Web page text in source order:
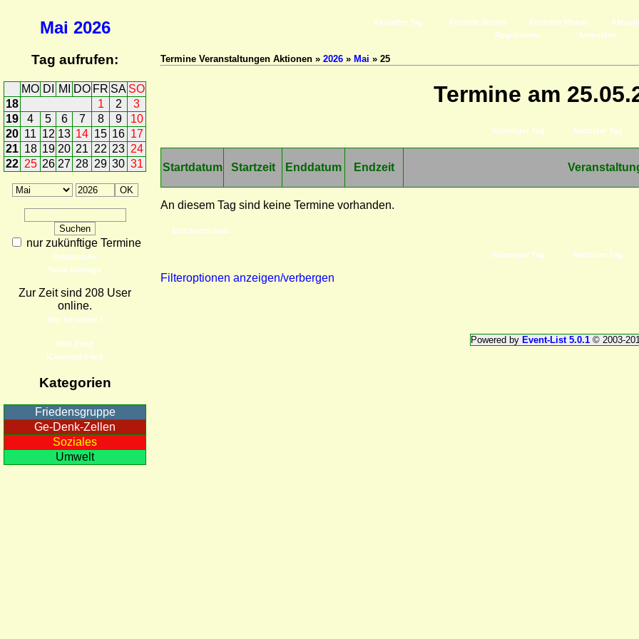
Mai 2026
Tag aufrufen:
MO DI MI DO FR SA SO
18
1 2
3
19
4 5 6 7 8 9
10
20 11 12 13 14 15 16 17
21 18 19 20 21 22 23 24
22 25 26 27 28 29 30 31
nur zukünftige Termine
Detailsuche
Neue Einträge
Zur Zeit sind 208 User
online.
Wer ist online?
RSS-Feed
iCalendar-Feed
Kategorien
Friedensgruppe
Ge-Denk-Zellen
Soziales
Umwelt
Aktueller Tag Aktuelle Woche Aktueller Monat
Registrieren
Anmelden
Termine Veranstaltungen Aktionen » 2026 » Mai » 25
Termine am
Vorheriger Tag Nächster Tag
Startdatum Startzeit Enddatum Endzeit
An diesem Tag sind keine Termine vorhanden.
Druckvorschau
Vorheriger Tag Nächster Tag
Filteroptionen anzeigen/verbergen
Powered by Event-List 5.0.1© 2003-